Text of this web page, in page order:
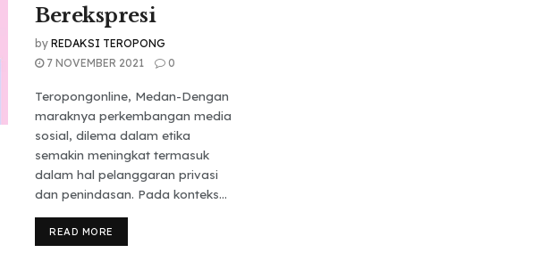
Berekspresi
by REDAKSI TEROPONG
7 NOVEMBER 2021
0
Teropongonline, Medan-Dengan
maraknya perkembangan media
sosial, dilema dalam etika
semakin meningkat termasuk
dalam hal pelanggaran privasi
dan penindasan. Pada konteks...
READ MORE